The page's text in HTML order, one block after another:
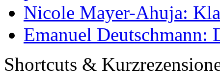
Nicole Mayer-Ahuja:
Emanuel Deutschmann:
Shortcuts &